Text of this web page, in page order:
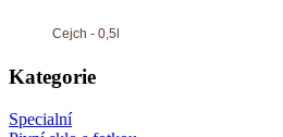
Cejch - 0,5l
Kategorie
Specialní